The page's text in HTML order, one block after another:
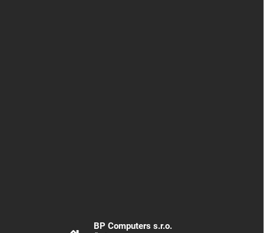
BP Computers s.r.o.